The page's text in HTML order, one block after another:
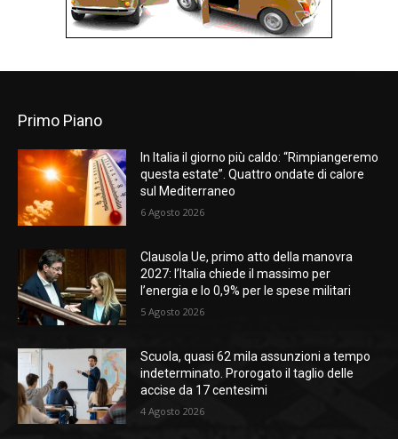
Primo Piano
In Italia il giorno più caldo: “Rimpiangeremo
questa estate”. Quattro ondate di calore
sul Mediterraneo
6 Agosto 2026
Clausola Ue, primo atto della manovra
2027: l’Italia chiede il massimo per
l’energia e lo 0,9% per le spese militari
5 Agosto 2026
Scuola, quasi 62 mila assunzioni a tempo
indeterminato. Prorogato il taglio delle
accise da 17 centesimi
4 Agosto 2026